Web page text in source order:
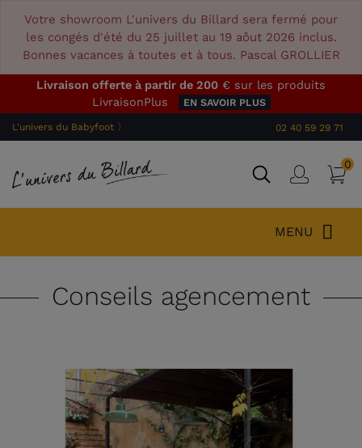
Votre showroom L'univers du Billard sera fermé pour
les congés d'été du 25 juillet au 19 aôut 2026 inclus.
Bonnes vacances à toutes et à tous. Pascal GROLLIER
Livraison offerte à partir de 200 € sur les produits
LivraisonPlus
EN SAVOIR PLUS
L'univers du Babyfoot 〉 02 40 59 29 71
0
MENU
Conseils agencement